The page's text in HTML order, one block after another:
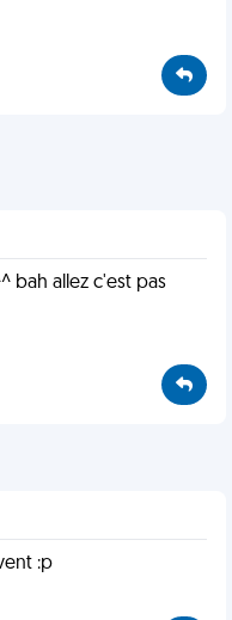
bah allez c'est pas
:p